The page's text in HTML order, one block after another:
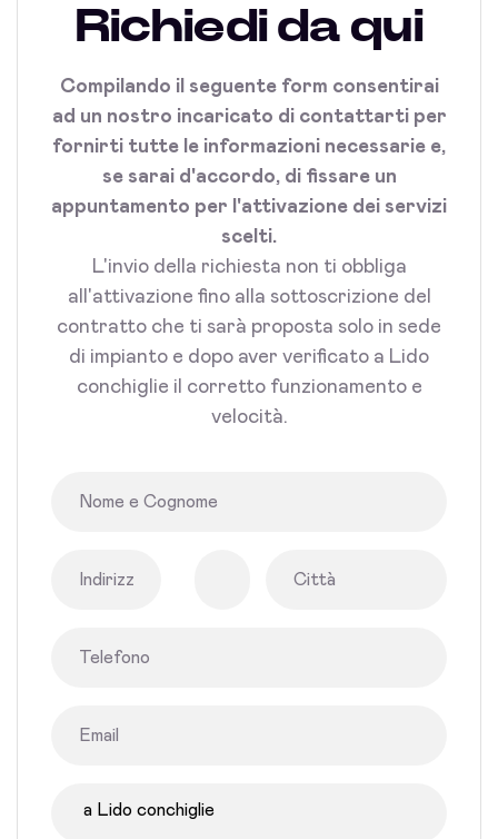
Richiedi da qui
Compilando il seguente form consentirai
ad un nostro incaricato di contattarti per
fornirti tutte le informazioni necessarie e,
se sarai d'accordo, di fissare un
appuntamento per l'attivazione dei servizi
scelti.
L'invio della richiesta non ti obbliga
all'attivazione fino alla sottoscrizione del
contratto che ti sarà proposta solo in sede
di impianto e dopo aver verificato a Lido
conchiglie il corretto funzionamento e
velocità.